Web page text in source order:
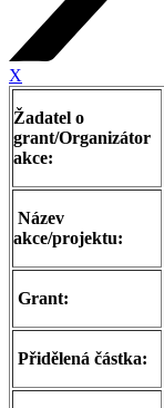
X
Žadatel o
grant/Organizátor
akce:
Název
akce/projektu:
Grant:
Přidělená částka: